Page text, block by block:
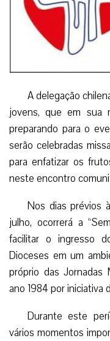
A delegação
jovens, que em sua
preparando para o
serão celebradas
para enfatizar os
neste encontro
Nos dias prévios
julho, ocorrerá a
facilitar o ingresso
Dioceses em um
próprio das Jornadas
ano 1984 por iniciativa
Durante este
vários momentos